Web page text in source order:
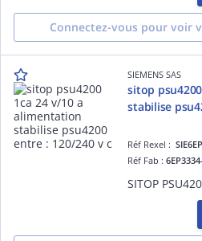
Connectez-vous pour voir
SIEMENS SAS
sitop
stabilise
Réf Rexel :
Réf Fab :